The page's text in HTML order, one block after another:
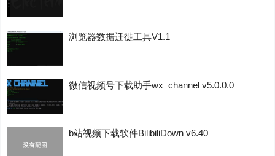
浏览器数据迁徙工具V1.1
微信视频号下载助手wx_channel v5.0.0.0
b站视频下载软件BilibiliDown v6.40